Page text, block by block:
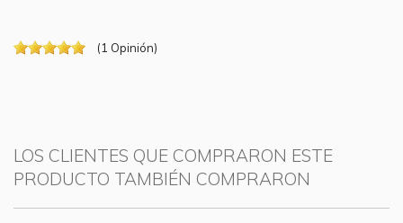
(1 Opinión)
LOS CLIENTES QUE COMPRARON ESTE
PRODUCTO TAMBIÉN COMPRARON